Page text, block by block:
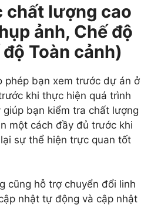
chất lượng cao
ảnh, Chế độ
Toàn cảnh)
phép bạn xem trước dự án ở
khi thực hiện quá trình
bạn kiểm tra chất lượng
một cách đầy đủ trước khi
sự thể hiện trực quan tốt
cũng hỗ trợ chuyển đổi linh
nhật tự động và cập nhật